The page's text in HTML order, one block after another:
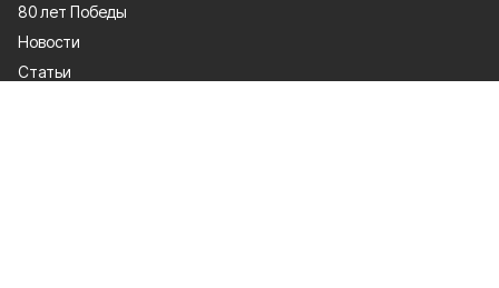
80 лет Победы
Новости
Статьи